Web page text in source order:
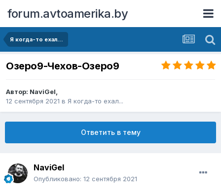
forum.avtoamerika.by
Я когда-то ехал...
Озеро9-Чехов-Озеро9
Автор: NaviGel,
12 сентября 2021 в Я когда-то ехал...
Ответить в тему
NaviGel
Опубликовано: 12 сентября 2021